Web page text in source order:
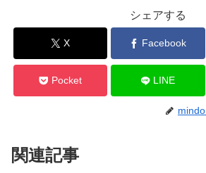
シェアする
X Facebook
Pocket LINE
関連記事